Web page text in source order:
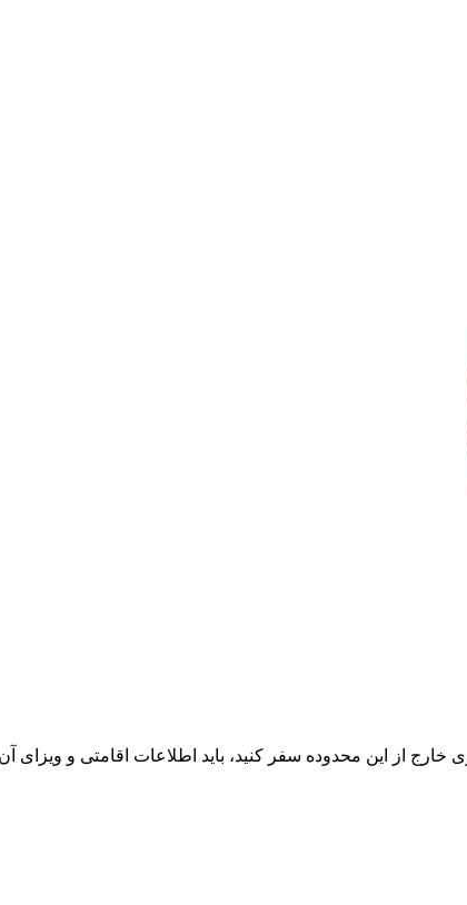
از این محدوده سفر کنید، باید اطلاعات اقامتی و ویزای